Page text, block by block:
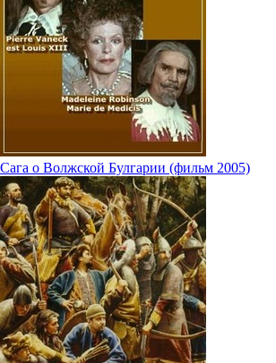
Сага о Волжской Булгарии (фильм 2005)